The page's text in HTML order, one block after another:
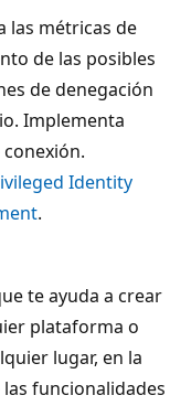
las métricas de
de las posibles
de denegación
Implementa
Identity
.
te ayuda a crear
plataforma o
lugar, en la
funcionalidades